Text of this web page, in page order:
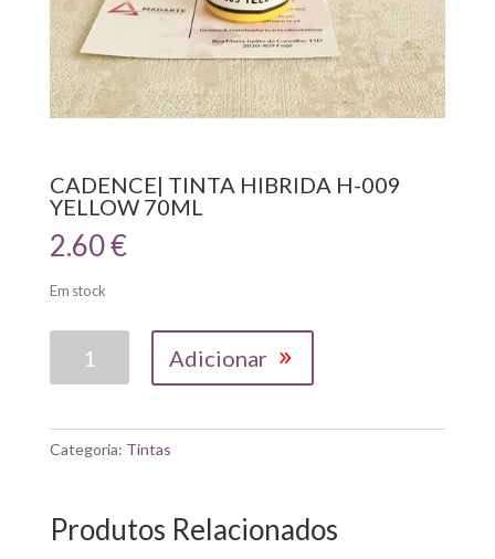
CADENCE| TINTA HIBRIDA H-009
YELLOW 70ML
2.60€
Em stock
HIBRIDA
YELLOW
70ML
Adicionar
Categoria: Tintas
Produtos Relacionados